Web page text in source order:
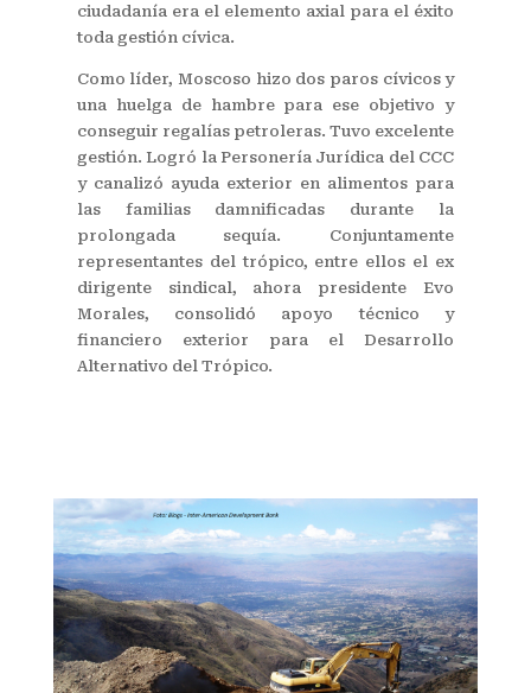
ciudadanía era el elemento axial para el éxito
toda gestión cívica.
Como líder, Moscoso hizo dos paros cívicos y
una huelga de hambre para ese objetivo y
conseguir regalías petroleras. Tuvo excelente
gestión. Logró la Personería Jurídica del CCC
y canalizó ayuda exterior en alimentos para
las familias damnificadas durante la
prolongada sequía. Conjuntamente
representantes del trópico, entre ellos el ex
dirigente sindical, ahora presidente Evo
Morales, consolidó apoyo técnico y
financiero exterior para el Desarrollo
Alternativo del Trópico.